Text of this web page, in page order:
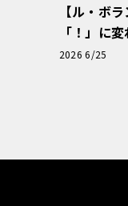
【ル・ボ
「！」に
「輸入車
2026 6/25